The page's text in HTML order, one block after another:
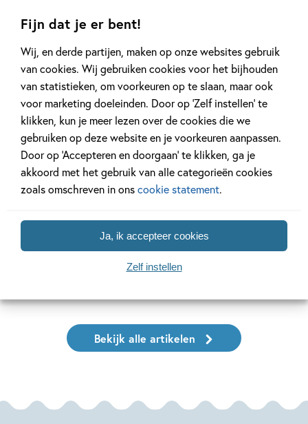
Fijn dat je er bent!
Wij, en derde partijen, maken op onze websites gebruik
van cookies. Wij gebruiken cookies voor het bijhouden
van statistieken, om voorkeuren op te slaan, maar ook
voor marketing doeleinden. Door op ‘Zelf instellen’ te
klikken, kun je meer lezen over de cookies die we
gebruiken op deze website en je voorkeuren aanpassen.
Door op ‘Accepteren en doorgaan’ te klikken, ga je
akkoord met het gebruik van alle categorieën cookies
zoals omschreven in onscookie statement.
Ja, ik accepteer cookies
Zelf instellen
Gerelateerde artikelen
20 APRIL 2026
Achtergrond
regent ganzen’
Kinderpanel
Bekijk alle artikelen